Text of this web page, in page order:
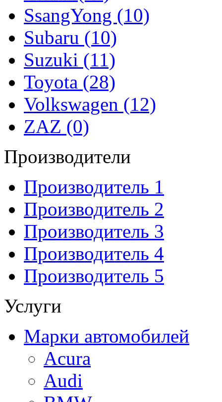
SsangYong (10)
Subaru (10)
Suzuki (11)
Toyota (28)
Volkswagen (12)
ZAZ (0)
Производители
Производитель 1
Производитель 2
Производитель 3
Производитель 4
Производитель 5
Услуги
Марки автомобилей
Acura
Audi